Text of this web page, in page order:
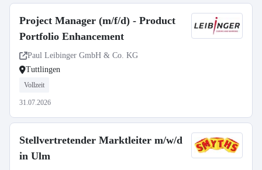
Project Manager (m/f/d) - Product
Portfolio Enhancement
Paul Leibinger GmbH & Co. KG
Tuttlingen
Vollzeit
31.07.2026
Stellvertretender Marktleiter m/w/d
in Ulm